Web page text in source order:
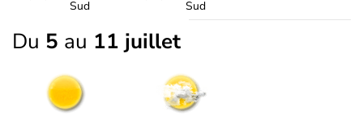
Sud Sud
Du 5 au 11 juillet